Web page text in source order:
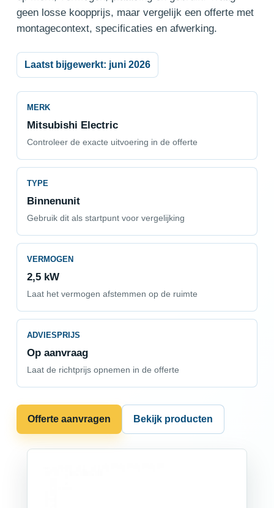
geen losse koopprijs, maar vergelijk een offerte met
montagecontext, specificaties en afwerking.
Laatst bijgewerkt: juni 2026
MERK
Mitsubishi Electric
Controleer de exacte uitvoering in de offerte
TYPE
Binnenunit
Gebruik dit als startpunt voor vergelijking
VERMOGEN
2,5 kW
Laat het vermogen afstemmen op de ruimte
ADVIESPRIJS
Op aanvraag
Laat de richtprijs opnemen in de offerte
Offerte aanvragen Bekijk producten